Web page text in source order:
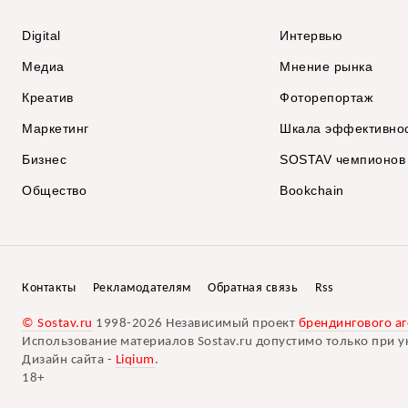
Digital
Медиа
Креатив
Маркетинг
Бизнес
Общество
Интервью
Мнение рынка
Фоторепортаж
Шкала
SOSTAV
Bookchain
Контакты Рекламодателям Обратная связь Rss
© Sostav.ru 1998-2026 Независимый проект брендингового
Использование материалов Sostav.ru допустимо только при
Дизайн сайта - Liqium .
18+